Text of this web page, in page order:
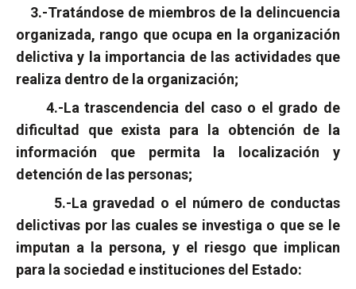
3.-Tratándose de miembros de la delincuencia
organizada, rango que ocupa en la organización
delictiva y la importancia de las actividades que
realiza dentro de la organización;
4.-La trascendencia del caso o el grado de
dificultad que exista para la obtención de la
información que permita la localización y
detención de las personas;
5.-La gravedad o el número de conductas
delictivas por las cuales se investiga o que se le
imputan a la persona, y el riesgo que implican
para la sociedad e instituciones del Estado: